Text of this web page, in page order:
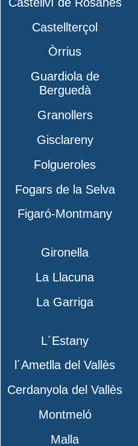
Castellterçol
Òrrius
Guardiola de
Berguedà
Granollers
Gisclareny
Folgueroles
Fogars de la Selva
Figaró-Montmany
Gironella
La Llacuna
La Garriga
L´Estany
l´Ametlla del Vallès
Cerdanyola del Vallès
Montmeló
Malla